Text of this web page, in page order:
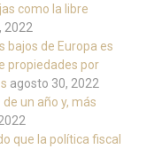
como la libre
2022
bajos de Europa es
propiedades por
agosto 30, 2022
un año y, más
que la política fiscal